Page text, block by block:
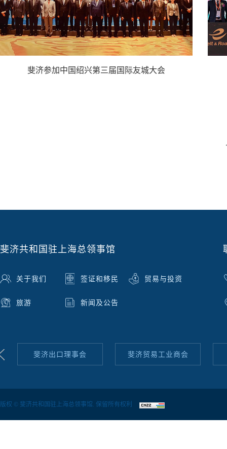
斐济参加中国绍兴第三届国际友城大会
斐济共和国驻上海总领事馆
关于我们 签证和移民 贸易与投资
旅游 新闻及公告
斐济出口理事会 斐济贸易工业商会
版权 © 斐济共和国驻上海总领事馆. 保留所有权利